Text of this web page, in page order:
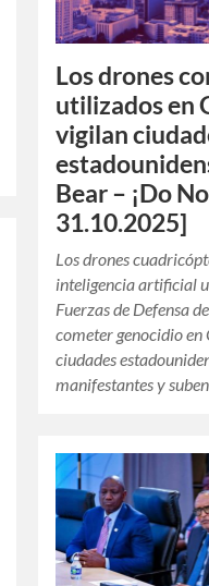
Los drones
utilizados en
vigilan
Bear – ¡Do
31.10.2025]
Los drones
inteligencia artificial
Fuerzas de Defensa
cometer genocidio en
ciudades
manifestantes y